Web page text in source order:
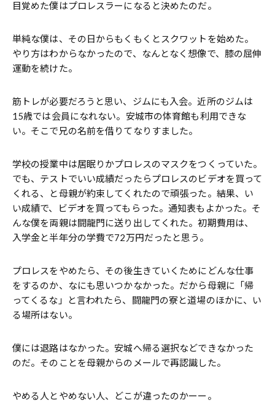
目覚めた僕はプロレスラーになると決めたのだ。
単純な僕は、その日からもくもくとスクワットを始めた。
やり方はわからなかったので、なんとなく想像で、膝の屈伸
運動を続けた。
筋トレが必要だろうと思い、ジムにも入会。近所のジムは
15歳では会員になれない。安城市の体育館も利用できな
い。そこで兄の名前を借りてなりすました。
学校の授業中は居眠りかプロレスのマスクをつくっていた。
でも、テストでいい成績だったらプロレスのビデオを買って
くれる、と母親が約束してくれたので頑張った。結果、い
い成績で、ビデオを買ってもらった。通知表もよかった。そ
んな僕を両親は闘龍門に送り出してくれた。初期費用は、
入学金と半年分の学費で72万円だったと思う。
プロレスをやめたら、その後生きていくためにどんな仕事
をするのか、なにも思いつかなかった。だから母親に「帰
ってくるな」と言われたら、闘龍門の寮と道場のほかに、い
る場所はない。
僕には退路はなかった。安城へ帰る選択などできなかった
のだ。そのことを母親からのメールで再認識した。
やめる人とやめない人、どこが違ったのかーー。